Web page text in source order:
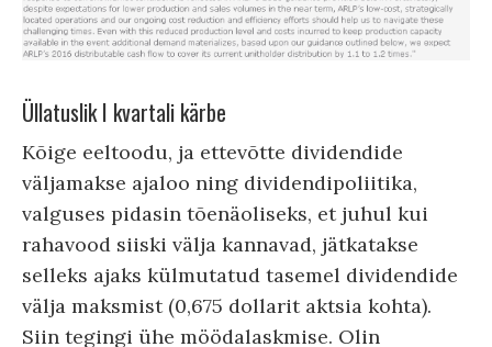
Üllatuslik I kvartali kärbe
Kõige eeltoodu, ja ettevõtte dividendide
väljamakse ajaloo ning dividendipoliitika,
valguses pidasin tõenäoliseks, et juhul kui
rahavood siiski välja kannavad, jätkatakse
selleks ajaks külmutatud tasemel dividendide
välja maksmist (0,675 dollarit aktsia kohta).
Siin tegingi ühe möödalaskmise. Olin